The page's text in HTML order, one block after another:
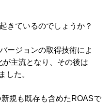
きているのでしょうか？
ージョンの取得技術によ
主流となり、その後は
ました。
規も既存も含めたROASで